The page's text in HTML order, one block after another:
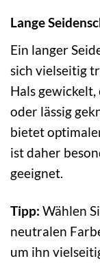
Lange
Ein langer
sich vielseitig
Hals
oder lässig
bietet
ist daher
geeignet.
Tipp: Wählen
neutralen
um ihn